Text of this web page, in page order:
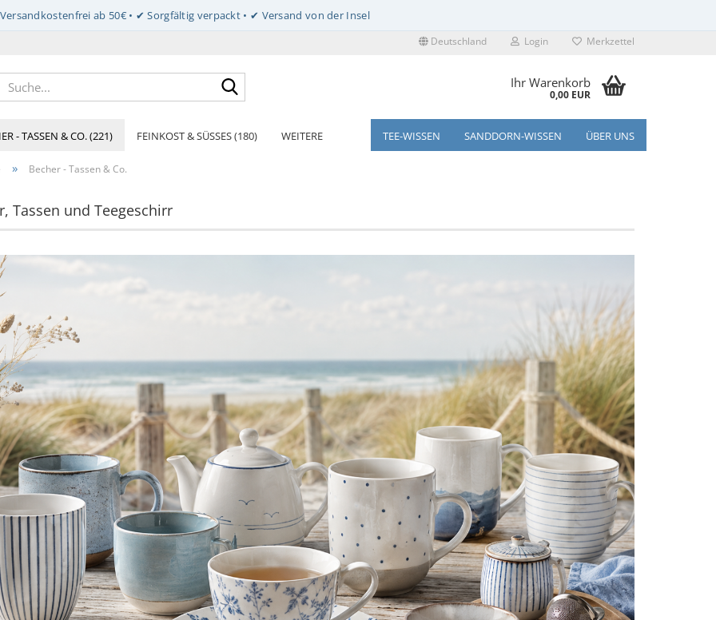
Deutschland Login Merkzettel
Ihr Warenkorb
0,00 EUR
- TASSEN & CO. (221) FEINKOST & SÜSSES (180) TEE-WISSEN SANDDORN-WISSEN ÜBER UNS
WEITERE
» Becher - Tassen & Co.
Tassen und Teegeschirr